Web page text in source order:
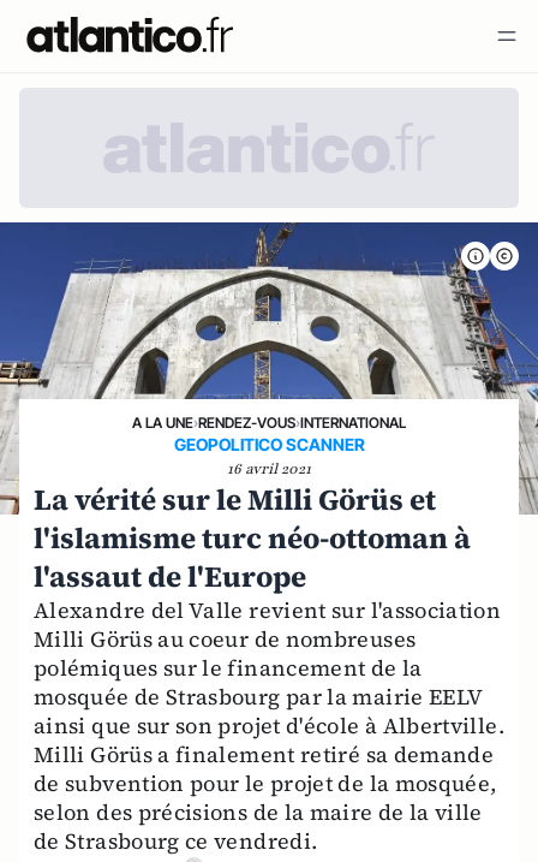
A LA UNE›RENDEZ-VOUS›INTERNATIONAL
GEOPOLITICO SCANNER
16 avril 2021
La vérité sur le Milli Görüs et
l'islamisme turc néo-ottoman à
l'assaut de l'Europe
Alexandre del Valle revient sur l'association
Milli Görüs au coeur de nombreuses
polémiques sur le financement de la
mosquée de Strasbourg par la mairie EELV
ainsi que sur son projet d'école à Albertville.
Milli Görüs a finalement retiré sa demande
de subvention pour le projet de la mosquée,
selon des précisions de la maire de la ville
de Strasbourg ce vendredi.